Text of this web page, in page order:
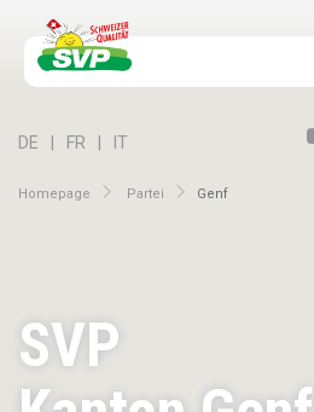
Homepage Partei Genf
DE FR IT
SVP